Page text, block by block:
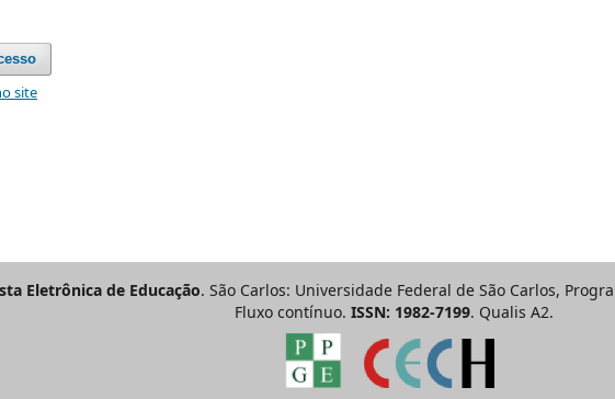
site
Eletrônica de Educação. São Carlos: Universidade Federal de São Carlos,
Fluxo contínuo. ISSN: 1982-7199. Qualis A2.